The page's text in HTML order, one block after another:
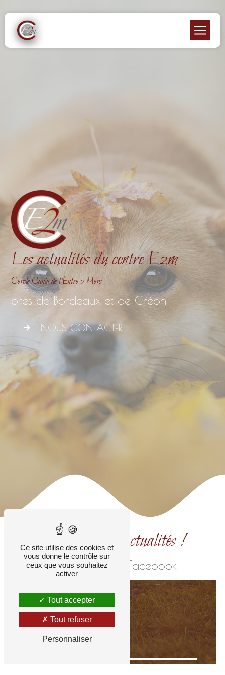
Les actualités du centre E2m
Cercle Canin de l’Entre 2 Mers
près de Bordeaux et de Créon
NOUS CONTACTER
Retrouvez nos actualités !
sur notre page Facebook
Ce site utilise des cookies et
vous donne le contrôle sur
ceux que vous souhaitez
activer
Tout accepter
Tout refuser
Personnaliser